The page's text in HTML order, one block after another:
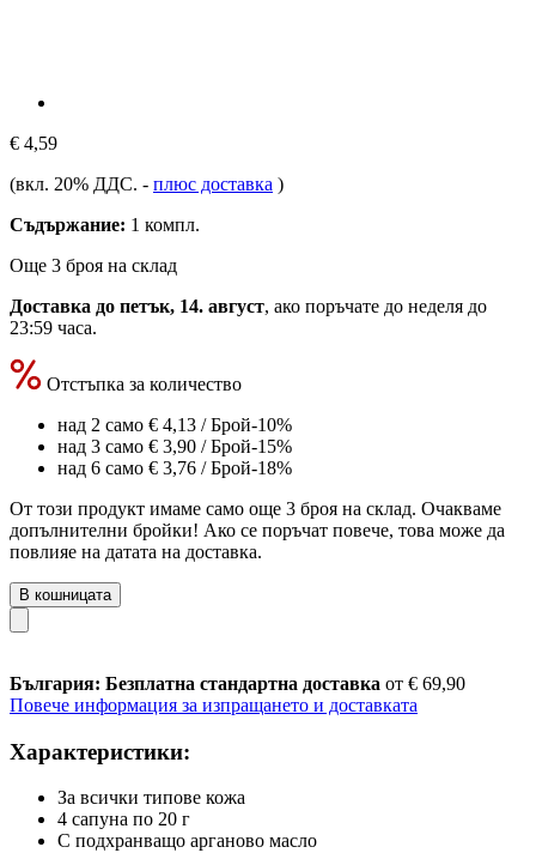
€ 4,59
(вкл. 20% ДДС. - плюс доставка )
Съдържание: 1 компл.
Още 3 броя на склад
Доставка до петък, 14. август, ако поръчате до неделя до
23:59 часа.
Отстъпка за количество
над 2 само € 4,13 / Брой-10%
над 3 само € 3,90 / Брой-15%
над 6 само € 3,76 / Брой-18%
От този продукт имаме само още 3 броя на склад. Очакваме
допълнителни бройки! Ако се поръчат повече, това може да
повлияе на датата на доставка.
В кошницата
България: Безплатна стандартна доставка от € 69,90
Повече информация за изпращането и доставката
Характеристики:
За всички типове кожа
4 сапуна по 20 г
С подхранващо арганово масло